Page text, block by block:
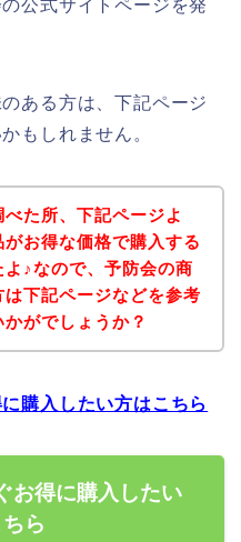
公式サイトページを発
ある方は、下記ページ
もしれません。
た所、下記ページよ
がお得な価格で購入する
♪なので、予防会の商
下記ページなどを参考
がでしょうか？
購入したい方はこちら
お得に購入したい
ら